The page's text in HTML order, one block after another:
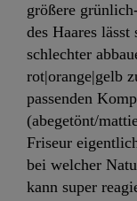
größere
des Haares
schlechter
rot|orange|gelb
passenden
(abegetönt/
Friseur
bei welcher
kann super